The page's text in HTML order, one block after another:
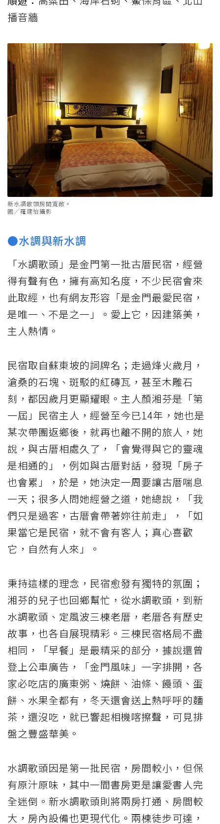
播音牆
新水調歌頭房間寬敞。
圖／羅建怡攝影
●水調與新水調
「水調歌頭」是金門第一批古厝民宿，經營
得有聲有色，擁有高知名度，不少民宿會來
此取經，也有網友形容「是金門最愛民宿，
是唯一、不是之一」。愛上它，因建築美，
主人熱情。
民宿取自蘇東坡的詞牌名；走過烽火歲月，
滄桑的石塊、斑駁的紅磚瓦，甚至木雕石
刻，都因歲月更顯耀眼。主人顏湘芬是「第
一屆」民宿主人，經營至今已14年，她也是
某次帶團返鄉後，就再也離不開的旅人，她
說，與古厝相處久了，「會覺得與它的靈魂
是相通的」，例如與古厝對話，發現「房子
也會累」，於是，她決定一周要讓古厝喘息
一天；很多人問她經營之道，她總說，「我
們只是過客，古厝會帶著妳往前走」，「如
果當它是民宿，就不會有客人；真心喜歡
它，自然有人來」。
秉持這樣的理念，民宿愈發有獨特的氛圍；
湘芬的兒子也回鄉幫忙，從水調歌頭，到新
水調歌頭、定風波三棟老厝，老厝各有歷史
故事，也各自展現精彩。三棟民宿格局不盡
相同，「早餐」是最精采的部分，據說還曾
登上公車廣告，「金門風味」一字排開，各
家必吃店的廣東粥、燒餅、油條、饅頭、蛋
餅、水果全都有，冬天還會送上熱呼呼的麵
茶，還沒吃，就已響起相機喀擦聲，可見排
盤之豐盛華美。
水調歌頭因是第一批民宿，房間較小，但保
有原汁原味，其中一間書房更是讓愛書人完
全迷倒。新水調歌頭則將兩房打通、房間較
大，房內設備也更現代化。兩棟徒步可達，